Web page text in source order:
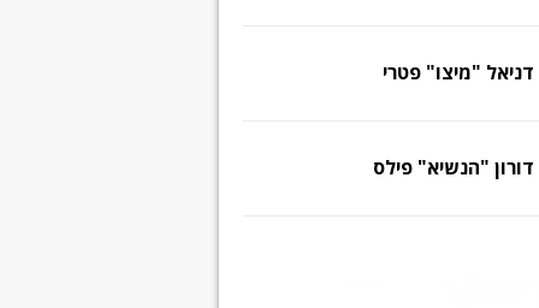
דניאל "מיצו" פטרי
דורון "הנשיא" פילס